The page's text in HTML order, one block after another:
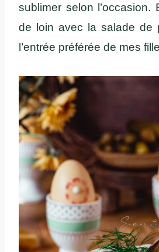
sublimer selon l’occasion.
de loin avec la salade de
l’entrée préférée de mes